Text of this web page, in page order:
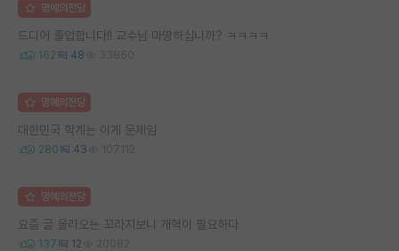
명예의전당
드디어 졸업합니다!! 교수님 마땅하십니까? ㅋㅋㅋㅋ
162 48 33860
명예의전당
대한민국 학계는 이게 문제임
280 43 107112
명예의전당
요즘 글 올라오는 꼬라지보니 개혁이 필요하다
137 12 20082